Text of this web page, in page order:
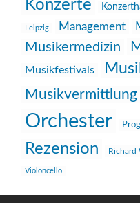
Konzerte
Leipzig Management
Musikermedizin
Musikfestivals
Musikvermittlung
Orchester
Rezension Richard
Violoncello